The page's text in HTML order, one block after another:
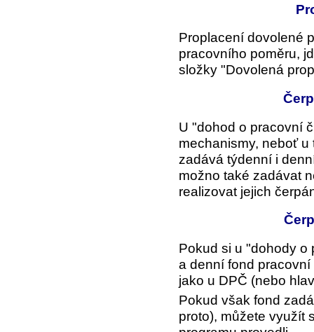
Proplacení dovolené
pracovního poměru,
složky "Dovolená
U "dohod o pracovní
mechanismy, neboť
zadává týdenní i
možno také zadávat
realizovat jejich
Pokud si u "dohody o
a denní fond
jako u DPČ (nebo
Pokud však fond
proto), můžete využít